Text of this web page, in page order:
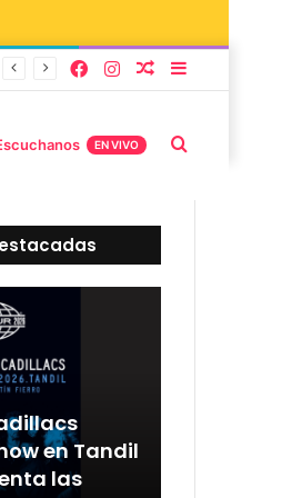
EN VIVO
en Tandil
las